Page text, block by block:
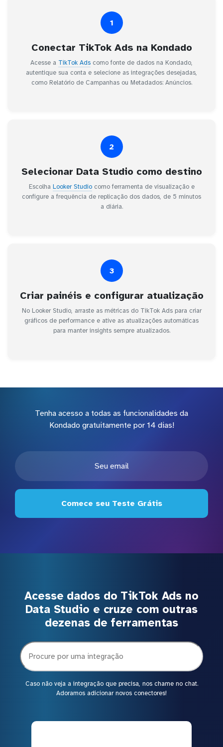
1
Conectar TikTok Ads na Kondado
Acesse a TikTok Ads como fonte de dados na Kondado,
autentique sua conta e selecione as integrações desejadas,
como Relatório de Campanhas ou Metadados: Anúncios.
2
Selecionar Data Studio como destino
Escolha Looker Studiocomo ferramenta de visualização e
configure a frequência de replicação dos dados, de 5 minutos
a diária.
3
Criar painéis e configurar atualização
No Looker Studio, arraste as métricas do TikTok Ads para criar
gráficos de performance e ative as atualizações automáticas
para manter insights sempre atualizados.
Tenha acesso a todas as funcionalidades da
Kondado gratuitamente por 14 dias!
Comece seu Teste Grátis
Acesse dados do TikTok Ads no
Data Studio e cruze com outras
dezenas de ferramentas
Caso não veja a integração que precisa, nos chame no chat.
Adoramos adicionar novos conectores!